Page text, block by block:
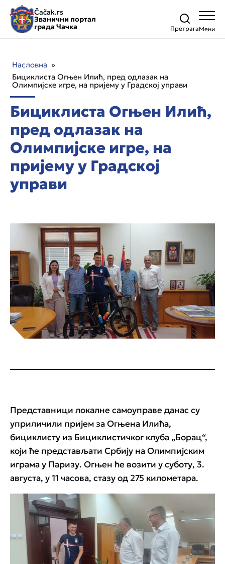
Čačak.rs
Званични портал
града Чачка
Претрага
Насловна »
Бициклиста Огњен Илић, пред одлазак на
Олимпијске игре, на пријему у Градској управи
Бициклиста Огњен Илић,
пред одлазак на
Олимпијске игре, на
пријему у Градској
управи
Представници локалне самоуправе данас су
уприличили пријем за Огњена Илића,
бициклисту из Бициклистичког клуба „Борац“,
који ће представљати Србију на Олимпијским
играма у Паризу. Огњен ће возити у суботу, 3.
августа, у 11 часова, стазу од 275 километара.